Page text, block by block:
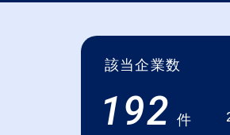
該当企業数
192 件